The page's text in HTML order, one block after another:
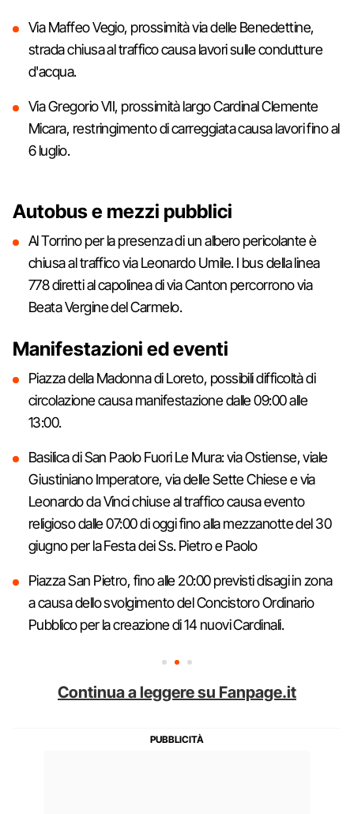
Via Maffeo Vegio, prossimità via delle Benedettine,
strada chiusa al traffico causa lavori sulle condutture
d'acqua.
Via Gregorio VII, prossimità largo Cardinal Clemente
Micara, restringimento di carreggiata causa lavori fino al
6 luglio.
Autobus e mezzi pubblici
Al Torrino per la presenza di un albero pericolante è
chiusa al traffico via Leonardo Umile. I bus della linea
778 diretti al capolinea di via Canton percorrono via
Beata Vergine del Carmelo.
Manifestazioni ed eventi
Piazza della Madonna di Loreto, possibili difficoltà di
circolazione causa manifestazione dalle 09:00 alle
13:00.
Basilica di San Paolo Fuori Le Mura: via Ostiense, viale
Giustiniano Imperatore, via delle Sette Chiese e via
Leonardo da Vinci chiuse al traffico causa evento
religioso dalle 07:00 di oggi fino alla mezzanotte del 30
giugno per la Festa dei Ss. Pietro e Paolo
Piazza San Pietro, fino alle 20:00 previsti disagi in zona
a causa dello svolgimento del Concistoro Ordinario
Pubblico per la creazione di 14 nuovi Cardinali.
Continua a leggere su Fanpage.it